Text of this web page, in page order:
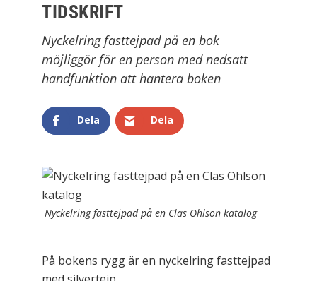
TIDSKRIFT
Nyckelring fasttejpad på en bok
möjliggör för en person med nedsatt
handfunktion att hantera boken
Dela Dela
Nyckelring fasttejpad på en Clas Ohlson katalog
På bokens rygg är en nyckelring fasttejpad